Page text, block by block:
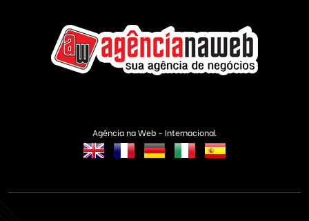
Agência na Web - Internacional